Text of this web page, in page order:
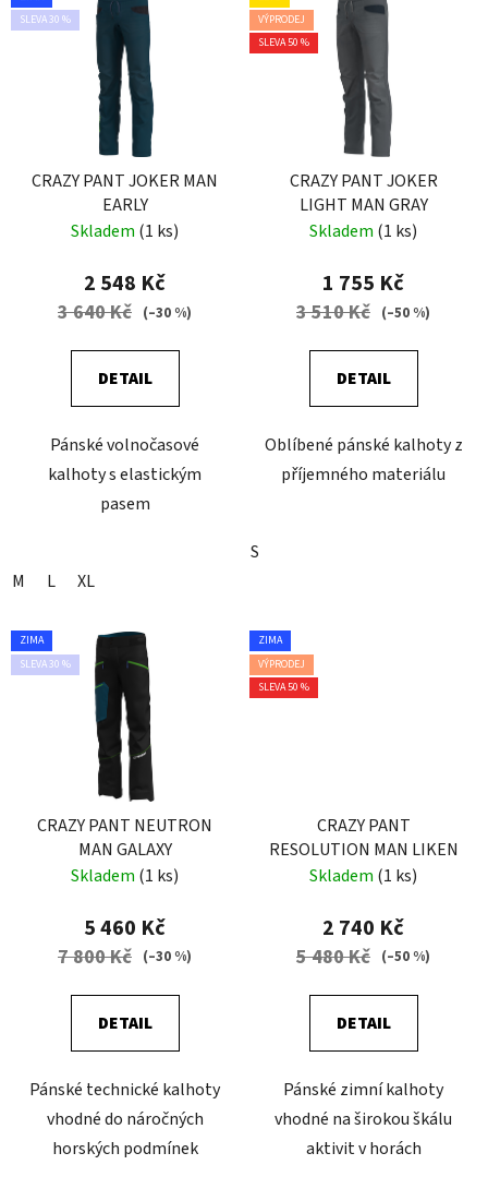
SLEVA 30 %
CRAZY PANT JOKER MAN
EARLY
Skladem (1 ks)
2 548 Kč
3 640 Kč (–30 %)
DETAIL
Pánské volnočasové
kalhoty s elastickým
pasem
M L XL
VÝPRODEJ
SLEVA 50 %
CRAZY PANT JOKER
LIGHT MAN GRAY
Skladem (1 ks)
1 755 Kč
3 510 Kč (–50 %)
DETAIL
Oblíbené pánské kalhoty z
příjemného materiálu
S
ZIMA
SLEVA 30 %
CRAZY PANT NEUTRON
MAN GALAXY
Skladem (1 ks)
5 460 Kč
7 800 Kč (–30 %)
DETAIL
Pánské technické kalhoty
vhodné do náročných
horských podmínek
ZIMA
VÝPRODEJ
SLEVA 50 %
CRAZY PANT
RESOLUTION MAN LIKEN
Skladem (1 ks)
2 740 Kč
5 480 Kč (–50 %)
DETAIL
Pánské zimní kalhoty
vhodné na širokou škálu
aktivit v horách